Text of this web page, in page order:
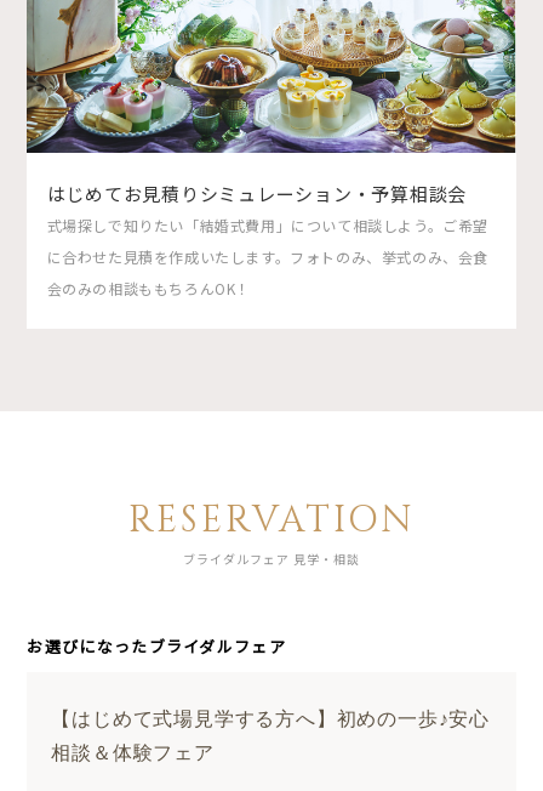
はじめてお見積りシミュレーション・予算相談会
式場探しで知りたい「結婚式費用」について相談しよう。ご希望
に合わせた見積を作成いたします。フォトのみ、挙式のみ、会食
会のみの相談ももちろんOK！
RESERVATION
ブライダルフェア 見学・相談
お選びになったブライダルフェア
【はじめて式場見学する方へ】初めの一歩♪安心
相談＆体験フェア